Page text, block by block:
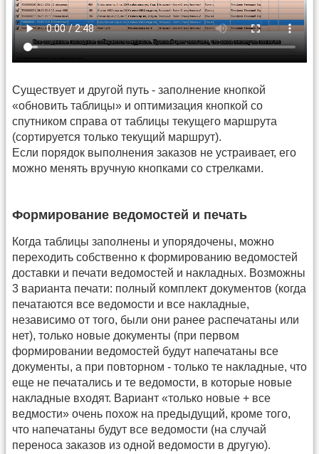
Существует и другой путь - заполнение кнопкой
«обновить таблицы» и оптимизация кнопкой со
спутником справа от таблицы текущего маршрута
(сортируется только текущий маршрут).
Если порядок выполнения заказов не устраивает, его
можно менять вручную кнопками со стрелками.
Формирование ведомостей и печать
Когда таблицы заполнены и упорядочены, можно
переходить собственно к формированию ведомостей
доставки и печати ведомостей и накладных. Возможны
3 варианта печати: полный комплект документов (когда
печатаются все ведомости и все накладные,
независимо от того, были они ранее распечатаны или
нет), только новые документы (при первом
формировании ведомостей будут напечатаны все
документы, а при повторном - только те накладные, что
еще не печатались и те ведомости, в которые новые
накладные входят. Вариант «только новые + все
ведмости» очень похож на предыдущий, кроме того,
что напечатаны будут все ведомости (на случай
переноса заказов из одной ведомости в другую).